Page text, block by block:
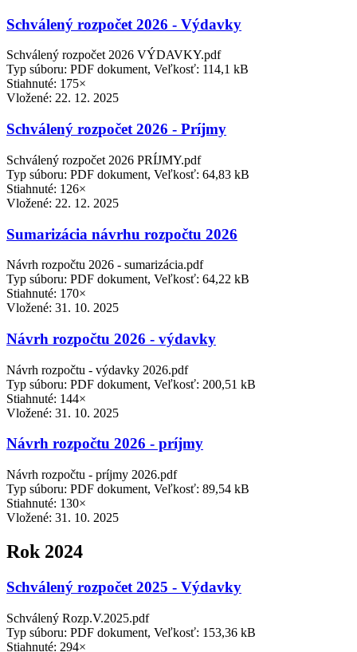
Schválený rozpočet 2026 - Výdavky
Schválený rozpočet 2026 VÝDAVKY.pdf
Typ súboru: PDF dokument, Veľkosť: 114,1 kB
Stiahnuté: 175×
Vložené: 22. 12. 2025
Schválený rozpočet 2026 - Príjmy
Schválený rozpočet 2026 PRÍJMY.pdf
Typ súboru: PDF dokument, Veľkosť: 64,83 kB
Stiahnuté: 126×
Vložené: 22. 12. 2025
Sumarizácia návrhu rozpočtu 2026
Návrh rozpočtu 2026 - sumarizácia.pdf
Typ súboru: PDF dokument, Veľkosť: 64,22 kB
Stiahnuté: 170×
Vložené: 31. 10. 2025
Návrh rozpočtu 2026 - výdavky
Návrh rozpočtu - výdavky 2026.pdf
Typ súboru: PDF dokument, Veľkosť: 200,51 kB
Stiahnuté: 144×
Vložené: 31. 10. 2025
Návrh rozpočtu 2026 - príjmy
Návrh rozpočtu - príjmy 2026.pdf
Typ súboru: PDF dokument, Veľkosť: 89,54 kB
Stiahnuté: 130×
Vložené: 31. 10. 2025
Rok 2024
Schválený rozpočet 2025 - Výdavky
Schválený Rozp.V.2025.pdf
Typ súboru: PDF dokument, Veľkosť: 153,36 kB
Stiahnuté: 294×